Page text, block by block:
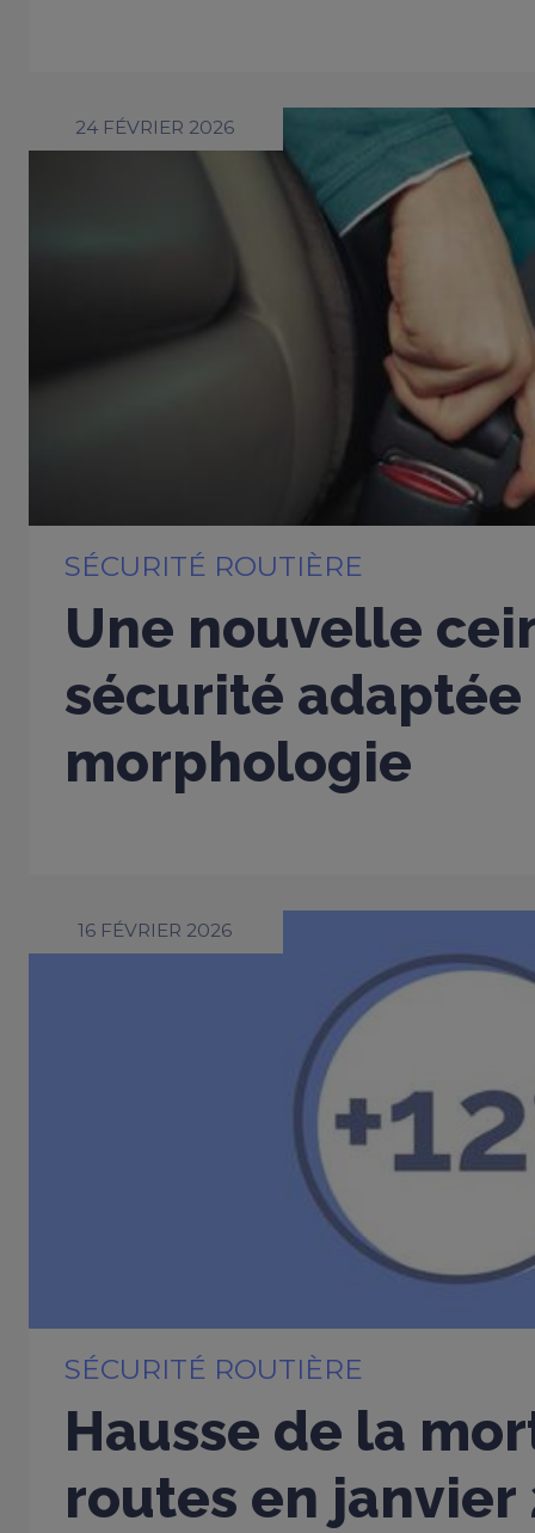
24 FÉVRIER 2026
SÉCURITÉ ROUTIÈRE
Une nouvelle
sécurité adaptée
morphologie
16 FÉVRIER 2026
SÉCURITÉ ROUTIÈRE
Hausse de la
routes en janvier